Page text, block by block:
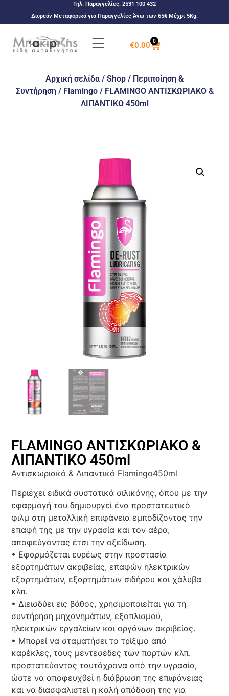
Τηλ. Παραγγελίες: 2531 100 432
Δωρεάν Μεταφορικά για Παραγγελίες Άνω των 65€ Μέχρι 5Kg.
€0.00 0
Αρχική σελίδα / Shop / Περιποίηση &
Συντήρηση/ Flamingo/ FLAMINGO ΑΝΤΙΣΚΩΡΙΑΚΟ &
ΛΙΠΑΝΤΙΚΟ 450ml
FLAMINGO ΑΝΤΙΣΚΩΡΙΑΚΟ &
ΛΙΠΑΝΤΙΚΟ 450ml
Αντισκωριακό & Λιπαντικό Flamingo450ml
Περιέχει ειδικά συστατικά σιλικόνης, όπου με την
εφαρμογή του δημιουργεί ένα προστατευτικό
φιλμ στη μεταλλική επιφάνεια εμποδίζοντας την
επαφή της με την υγρασία και τον αέρα,
αποφεύγοντας έτσι την οξείδωση.
• Εφαρμόζεται ευρέως στην προστασία
εξαρτημάτων ακριβείας, επαφών ηλεκτρικών
εξαρτημάτων, εξαρτημάτων σιδήρου και χάλυβα
κλπ.
• Διεισδύει εις βάθος, χρησιμοποιείται για τη
συντήρηση μηχανημάτων, εξοπλισμού,
ηλεκτρικών εργαλείων και οργάνων ακριβείας.
• Μπορεί να σταματήσει το τρίξιμο από
καρέκλες, τους μεντεσέδες των πορτών κλπ.
προστατεύοντας ταυτόχρονα από την υγρασία,
ώστε να αποφευχθεί η διάβρωση της επιφάνειας
και να διασφαλιστεί η καλή απόδοση της για